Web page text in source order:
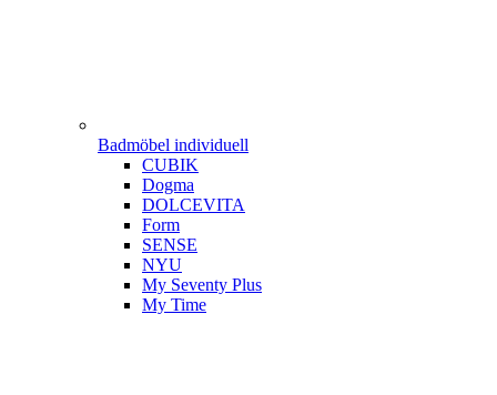
Badmöbel individuell
CUBIK
Dogma
DOLCEVITA
Form
SENSE
NYU
My Seventy Plus
My Time